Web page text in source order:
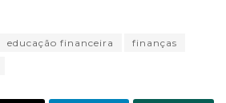
educação financeira
finanças